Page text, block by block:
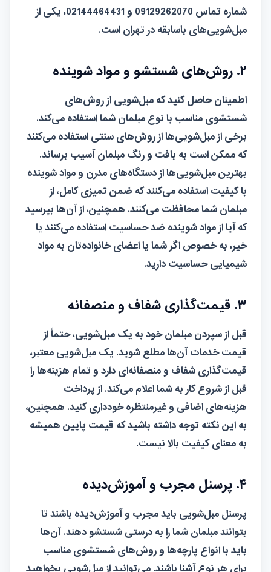
شماره تماس 09129262070 و 02144464431، یکی از
مبل‌شویی‌های باسابقه در تهران است.
۲. روش‌های شستشو و مواد شوینده
اطمینان حاصل کنید که مبل‌شویی از روش‌های
شستشوی مناسب با نوع مبلمان شما استفاده می‌کند.
برخی از مبل‌شویی‌ها از روش‌های سنتی استفاده می‌کنند
که ممکن است به بافت و رنگ مبلمان آسیب برساند.
بهترین مبل‌شویی‌ها از دستگاه‌های مدرن و مواد شوینده
با کیفیت استفاده می‌کنند که ضمن تمیزی کامل، از
مبلمان شما محافظت می‌کنند. همچنین، از آن‌ها بپرسید
که آیا از مواد شوینده ضد حساسیت استفاده می‌کنند یا
خیر، به خصوص اگر شما یا اعضای خانواده‌تان به مواد
شیمیایی حساسیت دارید.
۳. قیمت‌گذاری شفاف و منصفانه
قبل از سپردن مبلمان خود به یک مبل‌شویی، حتماً از
قیمت خدمات آن‌ها مطلع شوید. یک مبل‌شویی معتبر،
قیمت‌گذاری شفاف و منصفانه‌ای دارد و تمام هزینه‌ها را
قبل از شروع کار به شما اعلام می‌کند. از پرداخت
هزینه‌های اضافی و غیرمنتظره خودداری کنید. همچنین،
به این نکته توجه داشته باشید که قیمت پایین همیشه
به معنای کیفیت بالا نیست.
۴. پرسنل مجرب و آموزش‌دیده
پرسنل مبل‌شویی باید مجرب و آموزش‌دیده باشند تا
بتوانند مبلمان شما را به درستی شستشو دهند. آن‌ها
باید با انواع پارچه‌ها و روش‌های شستشوی مناسب
برای هر نوع آشنا باشند. می‌توانید از مبل‌شویی بخواهید